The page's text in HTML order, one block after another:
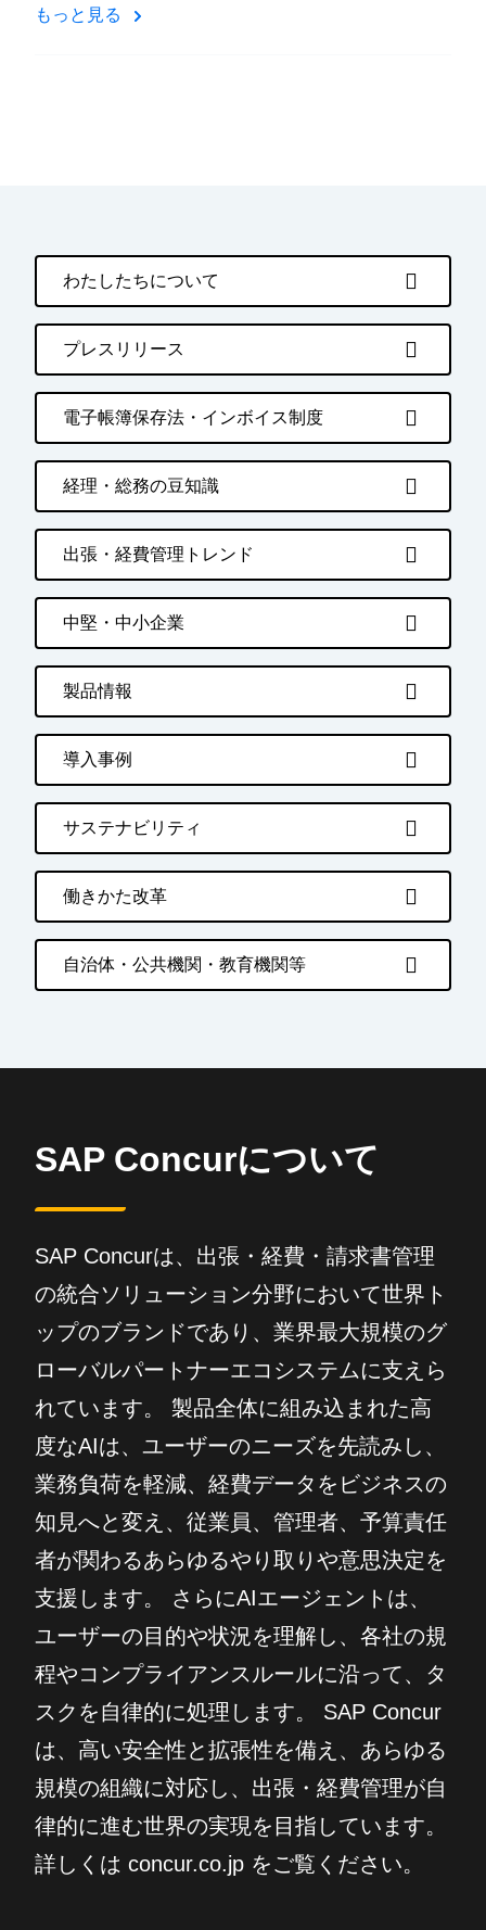
もっと見る
わたしたちについて
プレスリリース
電子帳簿保存法・インボイス制度
経理・総務の豆知識
出張・経費管理トレンド
中堅・中小企業
製品情報
導入事例
サステナビリティ
働きかた改革
自治体・公共機関・教育機関等
SAP Concurについて
SAP Concurは、出張・経費・請求書管理
の統合ソリューション分野において世界ト
ップのブランドであり、業界最大規模のグ
ローバルパートナーエコシステムに支えら
れています。 製品全体に組み込まれた高
度なAIは、ユーザーのニーズを先読みし、
業務負荷を軽減、経費データをビジネスの
知見へと変え、従業員、管理者、予算責任
者が関わるあらゆるやり取りや意思決定を
支援します。 さらにAIエージェントは、
ユーザーの目的や状況を理解し、各社の規
程やコンプライアンスルールに沿って、タ
スクを自律的に処理します。 SAP Concur
は、高い安全性と拡張性を備え、あらゆる
規模の組織に対応し、出張・経費管理が自
律的に進む世界の実現を目指しています。
詳しくは concur.co.jp をご覧ください。